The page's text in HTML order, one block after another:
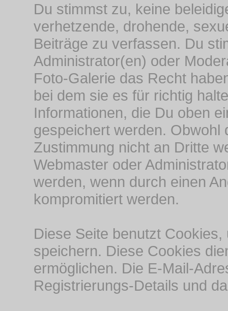
Du stimmst zu, keine
verhetzende, drohende,
Beiträge zu verfassen. Du
Administrator(en) oder
Foto-Galerie das Recht
bei dem sie es für richtig
Informationen, die Du oben
gespeichert werden. Obwohl
Zustimmung nicht an Dritte
Webmaster oder
werden, wenn durch einen
kompromitiert werden.
Diese Seite benutzt
speichern. Diese Cookies
ermöglichen. Die E-Mail-
Registrierungs-Details und